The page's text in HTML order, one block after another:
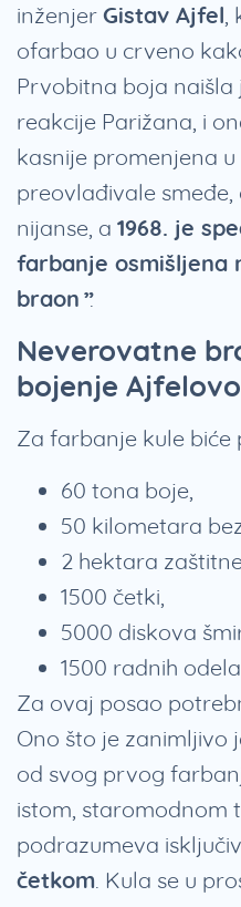
inženjer Gistav Ajfel,
ofarbao u crveno
Prvobitna boja naišla
reakcije Parižana, i
kasnije promenjena u
preovlađivale
nijanse, a 1968. je
farbanje osmišljena
braon”.
Neverovatne
bojenje
Za farbanje kule biće
60 tona boje,
50 kilometara
2 hektara
1500 četki,
5000 diskova
1500 radnih
Za ovaj posao
Ono što je zanimljivo
od svog prvog
istom, staromodnom
podrazumeva
četkom. Kula se u